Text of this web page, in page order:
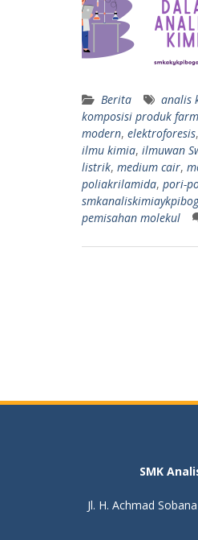
Berita analis
komposisi produk
modern, elektroforesis,
ilmu kimia, ilmuwan
listrik, medium cair,
poliakrilamida, pori-
pemisahan molekul
SMK
Jl. H. Achmad